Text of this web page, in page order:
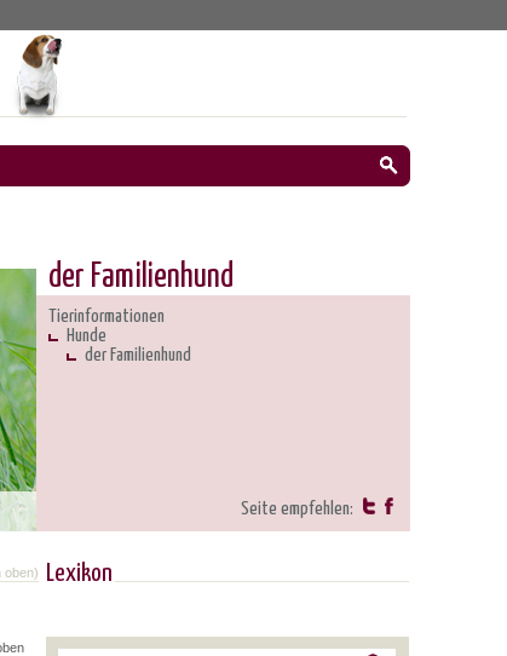
der Familienhund
Tierinformationen
Hunde
der Familienhund
Seite empfehlen:
oben) Lexikon